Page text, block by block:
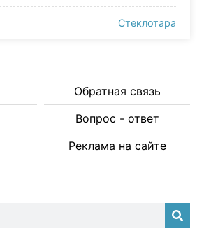
Стеклотара
Обратная связь
Вопрос - ответ
Реклама на сайте